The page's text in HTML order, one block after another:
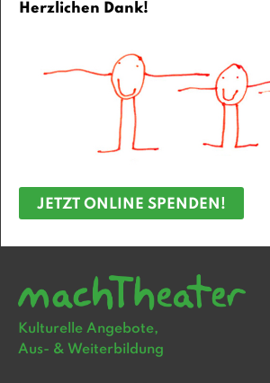
Herzlichen Dank!
JETZT ONLINE SPENDEN!
Kulturelle Angebote,
Aus- & Weiterbildung